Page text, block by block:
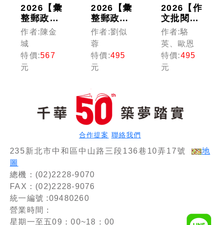
2026【彙
整郵政常
考企管重
點】企業
管理大意
［第十六
版］（中
內勤專
作者:陳金
城
特價:567
元
2026【彙
整郵政常
考題型】
郵政英文
勝經［十
五版］
（中華郵
專業職內
外勤／營
運職／職
階晉升／
升資）
作者:劉似
蓉
特價:495
元
2026【作
文批閱範
例+最詳
盡的測驗
題重點】
國文(含
短文寫作
版〕（中
華郵政
／專業職
作者:駱
英、歐恩
特價:495
元
合作提案 聯絡我們
235新北市中和區中山路三段136巷10弄17號
地
圖
總機：(02)2228-9070
FAX：(02)2228-9076
統一編號 :09480260
營業時間：
星期一至五09：00~18：00